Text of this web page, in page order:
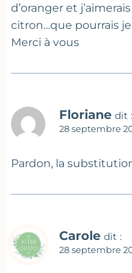
d’oranger et
citron…que pourrais
Merci à vous
Floriane dit :
28 septembre
Pardon, la
Carole dit :
28 septembre